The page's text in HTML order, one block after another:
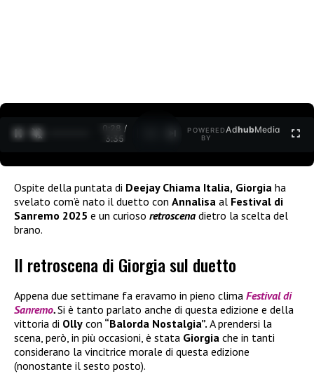
0:29 /
3:35
POWERED
BY
AdhubMedia
Ospite della puntata di Deejay Chiama Italia, Giorgia ha
svelato com’è nato il duetto con Annalisa al Festival di
Sanremo 2025 e un curioso retroscena dietro la scelta del
brano.
Il retroscena di Giorgia sul duetto
Appena due settimane fa eravamo in pieno clima Festival di
Sanremo.Si è tanto parlato anche di questa edizione e della
vittoria di Olly con “Balorda Nostalgia”. A prendersi la
scena, però, in più occasioni, è stata Giorgia che in tanti
considerano la vincitrice morale di questa edizione
(nonostante il sesto posto).